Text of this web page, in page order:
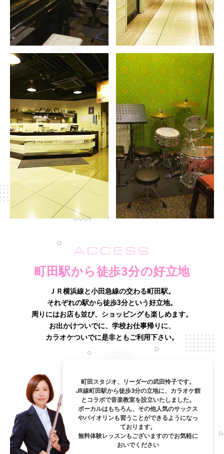
ACCESS
町田駅から徒歩3分の好立地
ＪＲ横浜線と小田急線の交わる町田駅。
それぞれの駅から徒歩3分という好立地。
周りにはお店も並び、ショッピングも楽しめます。
お出かけついでに、学校お仕事帰りに、
カラオケついでに是非ともご利用下さい。
町田スタジオ、リーダーの武田怜子です。
JR線町田駅から徒歩3分の立地に、カラオケ館
とコラボで音楽教室を設立いたしました。
ボーカルはもちろん、その他人気のサックス
やバイオリンも習うことができるようになっ
ております。
無料体験レッスンもございますのでお気軽に
おいでください